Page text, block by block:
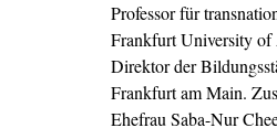
Professor für
Frankfurt University of
Direktor der
Frankfurt am Main.
Ehefrau Saba-Nur